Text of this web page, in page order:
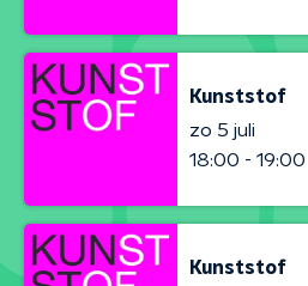
Kunststof
zo 5 juli
18:00 - 19:00
Kunststof